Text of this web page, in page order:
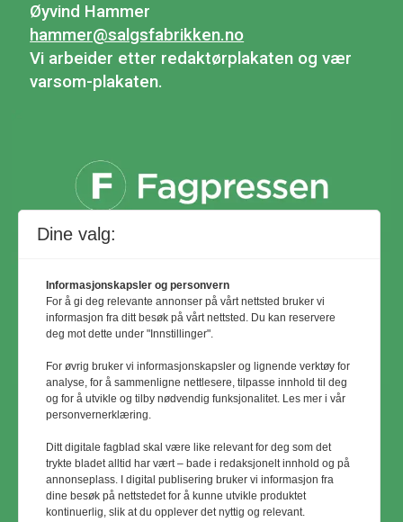
Øyvind Hammer
hammer@salgsfabrikken.no
Vi arbeider etter redaktørplakaten og vær
varsom-plakaten.
© Utemiljø24 & Idrettsanlegg 2024
Materialet er vernet etter åndsverkloven.
Uten uttrykkelig samtykke er
eksemplarfremstilling bare tillatt når det er
Dine valg:
Informasjonskapsler og personvern
For å gi deg relevante annonser på vårt nettsted bruker vi
informasjon fra ditt besøk på vårt nettsted. Du kan reservere
deg mot dette under "Innstillinger".
For øvrig bruker vi informasjonskapsler og lignende verktøy for
analyse, for å sammenligne nettlesere, tilpasse innhold til deg
og for å utvikle og tilby nødvendig funksjonalitet. Les mer i vår
personvernerklæring.
Ditt digitale fagblad skal være like relevant for deg som det
trykte bladet alltid har vært – bade i redaksjonelt innhold og på
annonseplass. I digital publisering bruker vi informasjon fra
dine besøk på nettstedet for å kunne utvikle produktet
kontinuerlig, slik at du opplever det nyttig og relevant.